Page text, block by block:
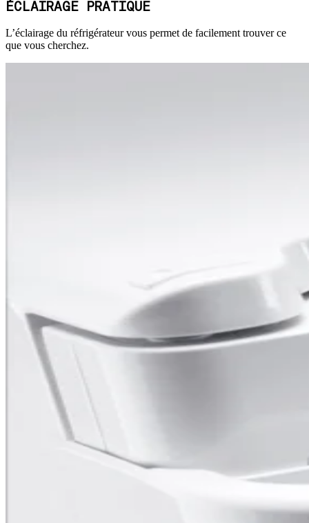
ÉCLAIRAGE PRATIQUE
L’éclairage du réfrigérateur vous permet de facilement trouver ce
que vous cherchez.